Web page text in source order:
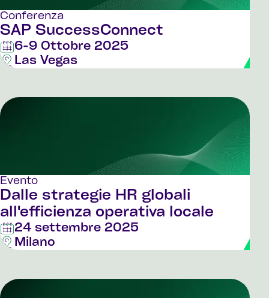
Conferenza
SAP SuccessConnect
6-9 Ottobre 2025
Las Vegas
Evento
Dalle strategie HR globali
all'efficienza operativa locale
24 settembre 2025
Milano